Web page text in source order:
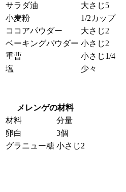
サラダ油
大さじ5
小麦粉
1/2カップ
ココアパウダー
大さじ2
ベーキングパウダー 小さじ2
重曹
小さじ1/4
塩
少々
メレンゲの材料
材料
分量
卵白
3個
グラニュー糖 小さじ2